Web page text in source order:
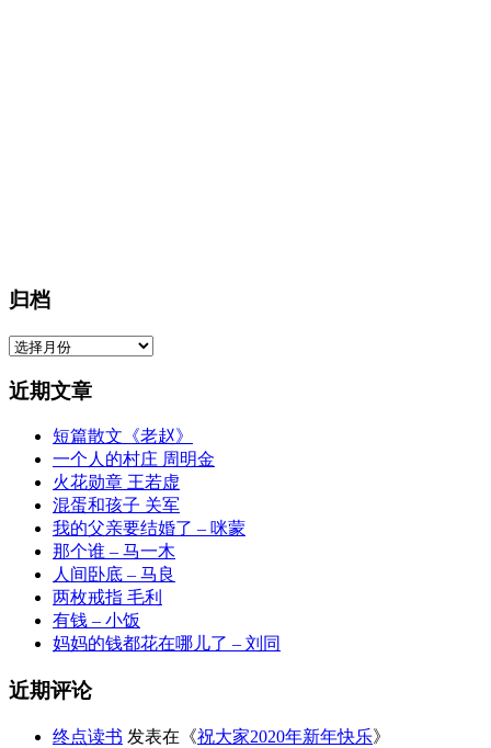
归档
归
近期文章
短篇散文《老赵》
一个人的村庄 周明金
火花勋章 王若虚
混蛋和孩子 关军
我的父亲要结婚了 – 咪蒙
那个谁 – 马一木
人间卧底 – 马良
两枚戒指 毛利
有钱 – 小饭
妈妈的钱都花在哪儿了 – 刘同
近期评论
终点读书 发表在《祝大家2020年新年快乐》